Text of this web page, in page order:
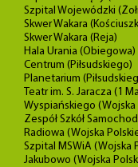
Szpital Wojewódzki
Skwer Wakara
Skwer Wakara (Reja)
Hala Urania (Obiegowa)
Centrum (Piłsudskiego)
Planetarium
Teatr im. S. Jaracza (1
Wyspiańskiego (Wojska
Zespół Szkół
Radiowa (Wojska
Szpital MSWiA (Wojska
Jakubowo (Wojska